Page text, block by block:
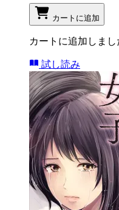
カートに追加
カートに追加しまし
試し読み